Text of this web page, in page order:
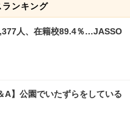
ランキング
人、在籍校89.4％…JASSO
A】公園でいたずらをしている